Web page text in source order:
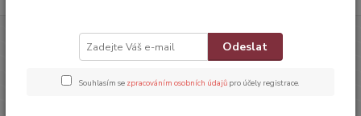
OBLEČENÍ 3/4 Legínky
3/4 Legínky
Odeslat
Souhlasím se zpracováním osobních údajů pro účely registrace.